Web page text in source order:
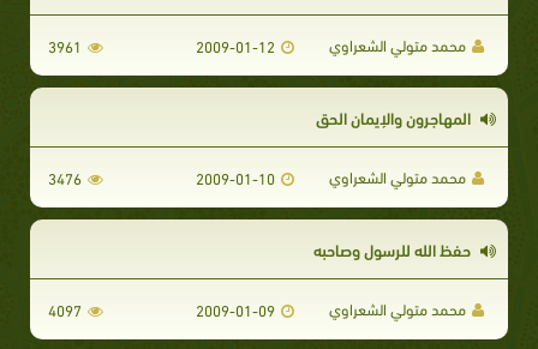
محمد متولي الشعراوي 2009-01-12
3961
المهاجرون والإيمان الحق
محمد متولي الشعراوي 2009-01-10
3476
حفظ الله للرسول وصاحبه
محمد متولي الشعراوي 2009-01-09
4097